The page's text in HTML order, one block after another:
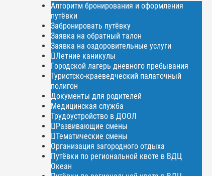
Алгоритм бронирования и оформления
путёвки
Забронировать путёвку
Заявка на обратный талон
Заявка на оздоровительные услуги
Летние каникулы
Городской лагерь дневного пребывания
Туристско-краеведческий палаточный
полигон
Документы для родителей
Медицинская служба
Трудоустройство в ДООЛ
Развивающие смены
Тематические смены
Организация загородного отдыха
Путёвки по региональной квоте в ВДЦ
Океан